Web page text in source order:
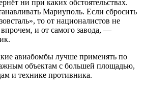
ни при каких обстоятельствах.
Мариуполь. Если сбросить
то от националистов не
впрочем, и от самого завода, —
авиабомбы лучше применять по
объектам с большей площадью,
и технике противника.